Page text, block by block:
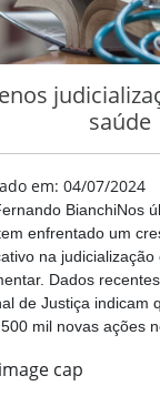
saúde
em: 04/07/2024
BianchiNos
enfrentado um
na judicialização
Dados
de Justiça indicam
mil novas ações